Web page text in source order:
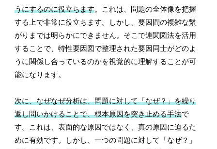
うにするのに役立ちます。これは、問題の全体像を把握
する上で非常に役立ちます。しかし、要因間の複雑な繋
がりまでは明らかにできません。そこで連関図法を活用
することで、特性要因図で整理された要因同士がどのよ
うに関係し合っているのかを視覚的に理解することが可
能になります。
次に、なぜなぜ分析は、問題に対して「なぜ？」を繰り
返し問いかけることで、根本原因を突き止める手法で
す。これは、表面的な原因ではなく、真の原因に迫るた
めに有効です。しかし、一つの問題に対して「なぜ？」